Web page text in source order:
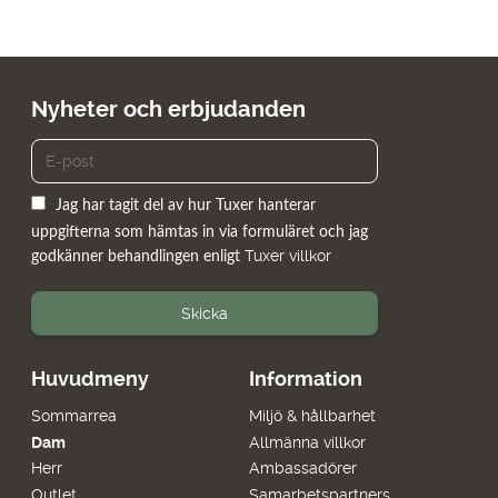
Huvudmeny
Sommarrea
Dam
Herr
Information
Miljö & hållbarhet
Allmänna villkor
Ambassadörer
Nyheter och erbjudanden
Jag har tagit del av hur Tuxer hanterar
uppgifterna som hämtas in via formuläret och jag
godkänner behandlingen enligt Tuxer villkor
Skicka